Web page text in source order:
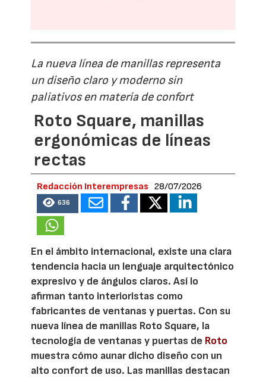
La nueva línea de manillas representa
un diseño claro y moderno sin
paliativos en materia de confort
Roto Square, manillas
ergonómicas de líneas
rectas
Redacción Interempresas 28/07/2026
636
En el ámbito internacional, existe una clara
tendencia hacia un lenguaje arquitectónico
expresivo y de ángulos claros. Así lo
afirman tanto interioristas como
fabricantes de ventanas y puertas. Con su
nueva línea de manillas Roto Square, la
tecnología de ventanas y puertas de Roto
muestra cómo aunar dicho diseño con un
alto confort de uso. Las manillas destacan